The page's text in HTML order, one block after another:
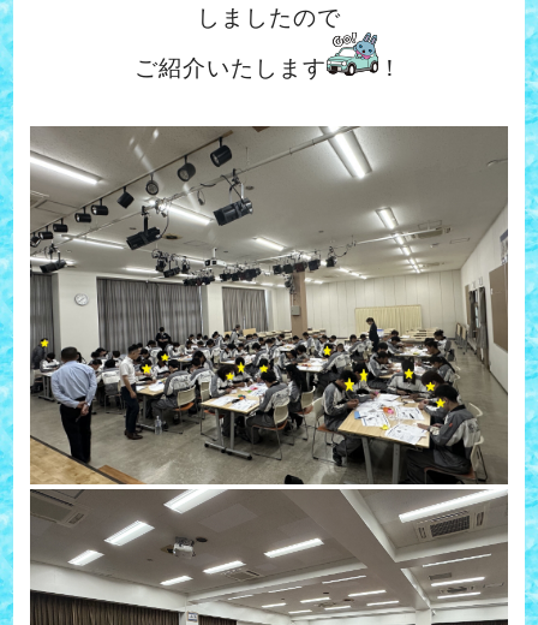
しましたので
ご紹介いたします
！